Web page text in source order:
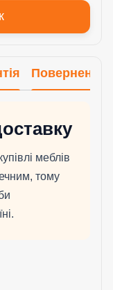
Повернення
меблів
тому